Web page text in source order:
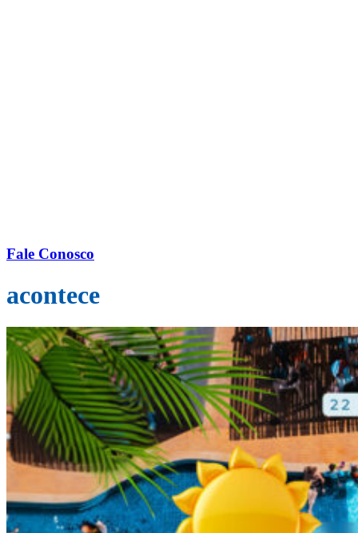
Fale Conosco
acontece